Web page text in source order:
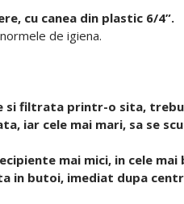
cu canea din plastic 6/4”.
de igiena.
filtrata printr-o sita,
iar cele mai mari, sa se
mai mici, in cele
in butoi, imediat dupa